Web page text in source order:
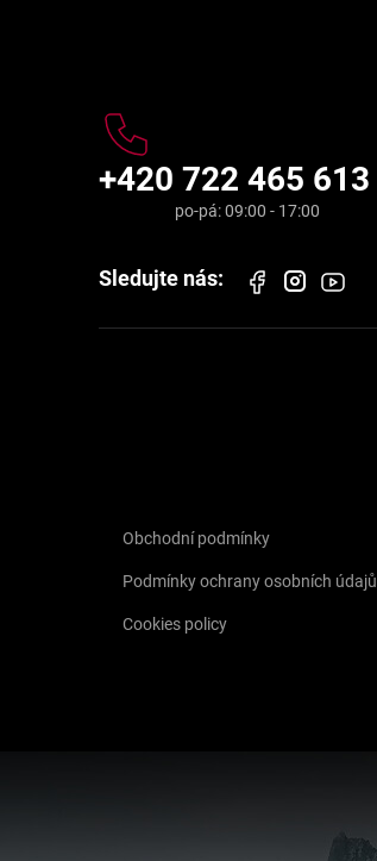
+420 722 465 613
Obchodní podmínky
Podmínky ochrany osobních údajů
Cookies policy